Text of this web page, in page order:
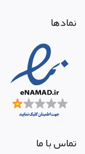
نمادها
تماس با ما